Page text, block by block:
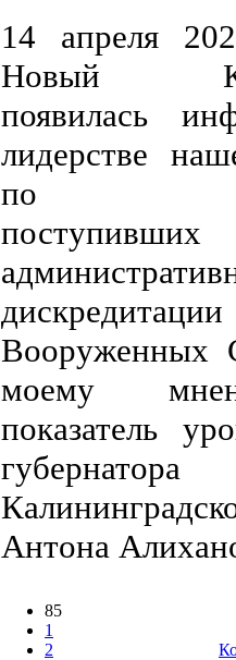
14 апреля
Новый
появилась
лидерстве
по
моему
показатель
губернатора
Антона
85
1
2